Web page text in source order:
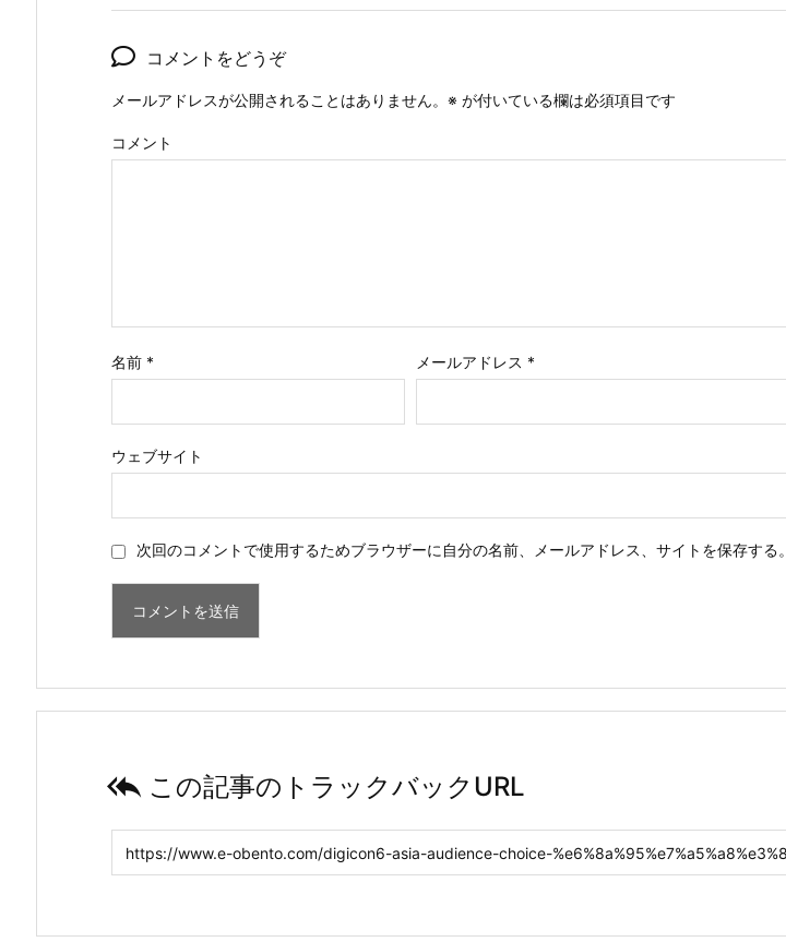
コメントをどうぞ
メールアドレスが公開されることはありません。 ※ が付いている欄は必須項目です
コメント
名前 * メールアドレス *
ウェブサイト
次回のコメントで使用するためブラウザーに自分の名前、メールアドレス、サイトを保存する。
 この記事のトラックバックURL